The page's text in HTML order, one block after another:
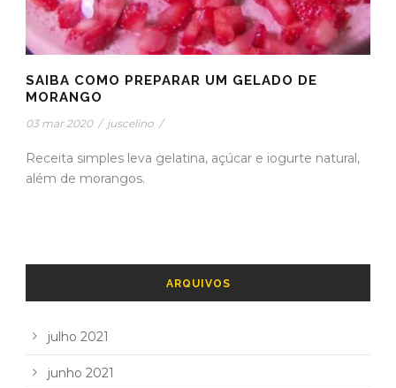
SAIBA COMO PREPARAR UM GELADO DE
MORANGO
03 mar 2020 / juscelino /
Receita simples leva gelatina, açúcar e iogurte natural,
além de morangos.
ARQUIVOS
julho 2021
junho 2021